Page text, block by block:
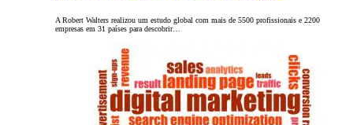
A Robert Walters realizou um estudo global com mais de 5500 profissionais e 2200
empresas em 31 países para descobrir…